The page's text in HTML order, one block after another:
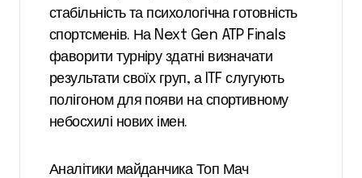
стабільність та психологічна готовність
спортсменів. На Next Gen ATP Finals
фаворити турніру здатні визначати
результати своїх груп, а ITF слугують
полігоном для появи на спортивному
небосхилі нових імен.
Аналітики майданчика Топ Мач